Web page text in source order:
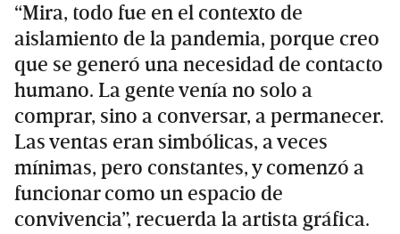
“Mira, todo fue en el contexto de
aislamiento de la pandemia, porque creo
que se generó una necesidad de contacto
humano. La gente venía no solo a
comprar, sino a conversar, a permanecer.
Las ventas eran simbólicas, a veces
mínimas, pero constantes, y comenzó a
funcionar como un espacio de
convivencia”, recuerda la artista gráfica.